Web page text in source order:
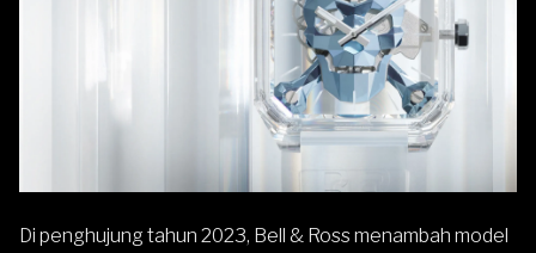
Di penghujung tahun 2023, Bell & Rossmenambah model